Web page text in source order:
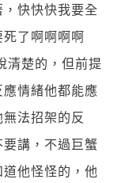
快快快我要全
了啊啊啊啊
清楚的，但前提
情緒他都能應
法招架的反
講，不過巨蟹
他怪怪的，他